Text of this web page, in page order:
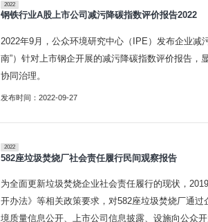
2022
钢铁行业A股上市公司减污降碳指数评价报告2022
2022年9月，公众环境研究中心（IPE）发布企业减
南”）针对上市钢企开展的减污降碳指数评价报告
协同治理。
发布时间：2022-09-27
2022
582座垃圾焚烧厂社会责任履行民间观察报告
为全面更新垃圾焚烧企业社会责任履行的现状，
开办法》等相关政策要求，对582座垃圾焚烧厂通
境质量信息公开、上市公司信息披露、设施向公众